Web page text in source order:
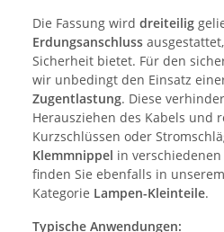
Die Fassung wird dreiteilig
Erdungsanschluss
Sicherheit bietet. Für den
wir unbedingt den Einsatz
Zugentlastung. Diese
Herausziehen des Kabels und
Kurzschlüssen oder
Klemmnippel in
finden Sie ebenfalls in
Kategorie Lampen-Kleinteile.
Typische Anwendungen: